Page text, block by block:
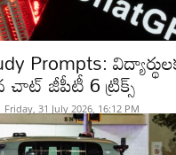
Prompts:
జీపీటీ 6 ట్రిక్స్
Friday, 31 July 2026, 16:12 PM